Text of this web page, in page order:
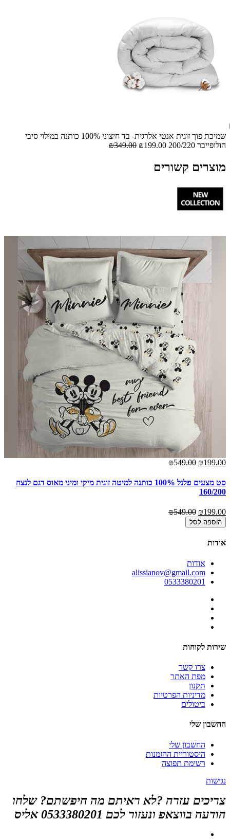
שמיכת פוך זוגית אנטי אלרגית- בד חיצוני 100% כותנה במילוי סיבי
הולופייבר 200/220
₪199.00
₪349.00
מוצרים קשורים
₪199.00
₪549.00
סט מצעים פלנל 100% כותנה למיטה זוגית מיקי ומיני מאוס דגם לנצח
160/200
₪199.00
₪549.00
הוספה לסל
אודות
אודות
alissianov@gmail.com
0533380201
שירות לקוחות
צרו קשר
מפת האתר
תקנון
מדיניות הפרטיות
ביטולים
החשבון שלי
החשבון שלי
היסטוריית ההזמנות
רשימת תפוצה
נגישות
צריכים עזרה ?לא ראיתם מה חיפשתם? שלחו
הודעה בווצאפ ונעזור לכם 0533380201 אליס